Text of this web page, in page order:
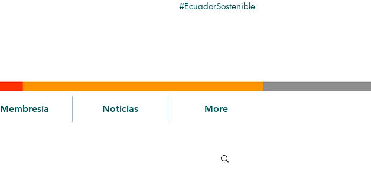
#EcuadorSostenible
Membresía Noticias More